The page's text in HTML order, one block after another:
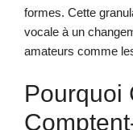
formes. Cette
vocale à un
amateurs comme
Pourquoi